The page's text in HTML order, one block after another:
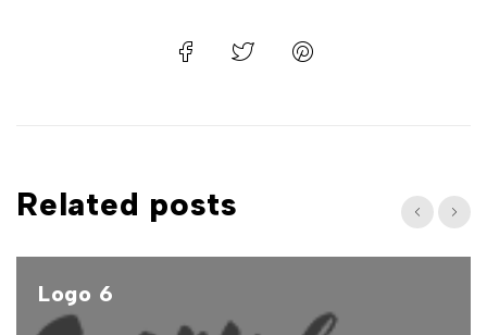
Related posts
Logo 6